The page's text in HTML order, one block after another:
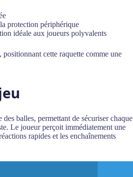
protection périphérique
idéale aux joueurs polyvalents
cette raquette comme une
balles, permettant de sécuriser chaque
Le joueur perçoit immédiatement une
rapides et les enchaînements